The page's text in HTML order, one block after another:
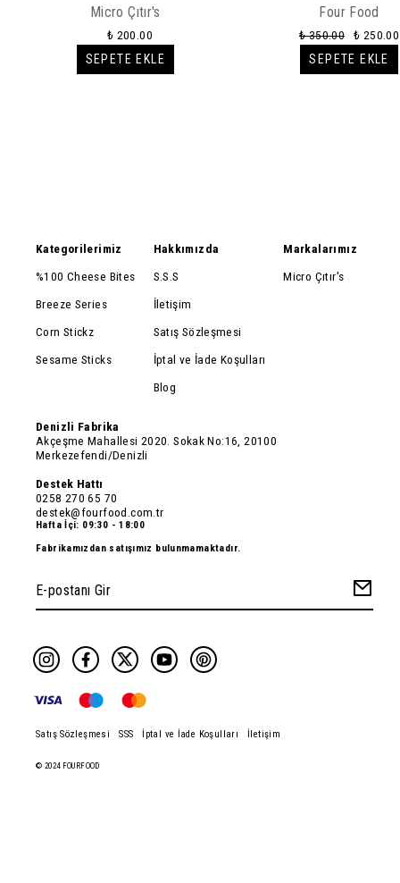
Atıştırmalık
Micro Çıtır's
₺ 200.00
SEPETE EKLE
Four Food
₺ 350.00
₺ 250.00
SEPETE EKLE
Kategorilerimiz
%100 Cheese Bites
Breeze Series
Corn Stickz
Sesame Sticks
Hakkımızda
S.S.S
İletişim
Satış Sözleşmesi
İptal ve İade Koşulları
Blog
Markalarımız
Micro Çıtır's
Denizli Fabrika
Akçeşme Mahallesi 2020. Sokak No:16, 20100
Merkezefendi/Denizli
Destek Hattı
0258 270 65 70
destek@fourfood.com.tr
Hafta İçi: 09:30 - 18:00
Fabrikamızdan satışımız bulunmamaktadır.
© 2024 FOURFOOD
Satış Sözleşmesi SSS İptal ve İade Koşulları İletişim